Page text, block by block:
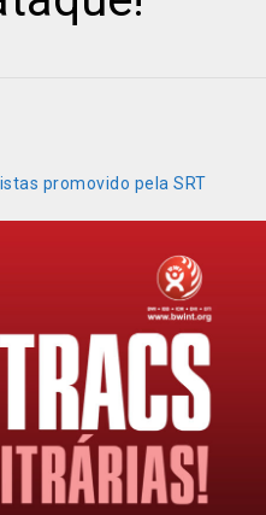
promovido pela SRT